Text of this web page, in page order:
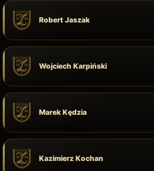
Robert Jaszak
Wojciech Karpiński
Marek Kędzia
Kazimierz Kochan